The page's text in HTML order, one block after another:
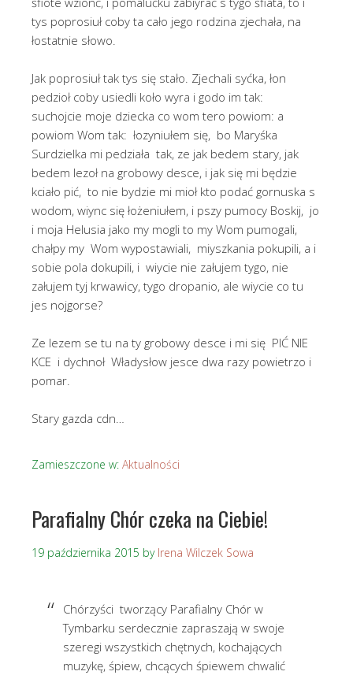
tys poprosiuł coby ta cało jego rodzina zjechała, na
łostatnie słowo.
Jak poprosiuł tak tys się stało. Zjechali syćka, łon
pedzioł coby usiedli koło wyra i godo im tak:
suchojcie moje dziecka co wom tero powiom: a
powiom Wom tak: łozyniułem się, bo Maryśka
Surdzielka mi pedziała tak, ze jak bedem stary, jak
bedem lezoł na grobowy desce, i jak się mi będzie
kciało pić, to nie bydzie mi mioł kto podać gornuska s
wodom, wiync się łożeniułem, i pszy pumocy Boskij, jo
i moja Helusia jako my mogli to my Wom pumogali,
chałpy my Wom wypostawiali, miyszkania pokupili, a i
sobie pola dokupili, i wiycie nie załujem tygo, nie
załujem tyj krwawicy, tygo dropanio, ale wiycie co tu
jes nojgorse?
Ze lezem se tu na ty grobowy desce i mi się PIĆ NIE
KCE i dychnoł Władysłow jesce dwa razy powietrzo i
pomar.
Stary gazda cdn…
Zamieszczone w: Aktualności
Parafialny Chór czeka na Ciebie!
19 października 2015 by Irena Wilczek Sowa
Chórzyści tworzący Parafialny Chór w
Tymbarku serdecznie zapraszają w swoje
szeregi wszystkich chętnych, kochających
muzykę, śpiew, chcących śpiewem chwalić